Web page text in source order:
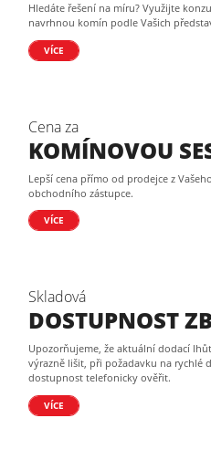
Hledáte řešení na míru? Využijte
navrhnou komín podle Vašich
VÍCE
Cena za
KOMÍNOVOU
Lepší cena přímo od prodejce z
obchodního zástupce.
VÍCE
Skladová
DOSTUPNOST
Upozorňujeme, že aktuální dodací
výrazně lišit, při požadavku na rychlé
dostupnost telefonicky ověřit.
VÍCE